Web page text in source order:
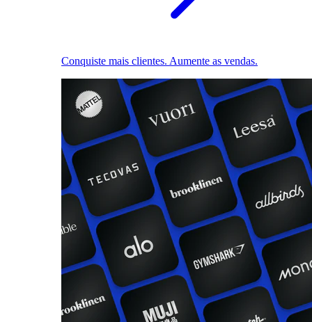
Conquiste mais clientes. Aumente as vendas.